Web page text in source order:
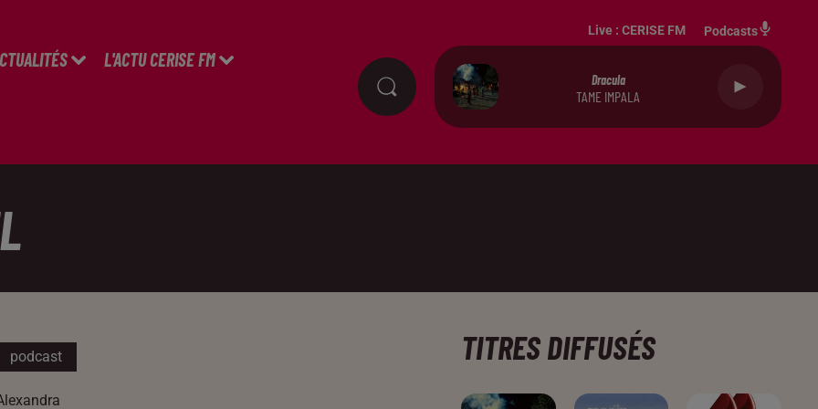
L'ACTU CERISE FM
Live : CERISE FM Podcasts
Dracula
TAME IMPALA
podcast TITRES DIFFUSÉS